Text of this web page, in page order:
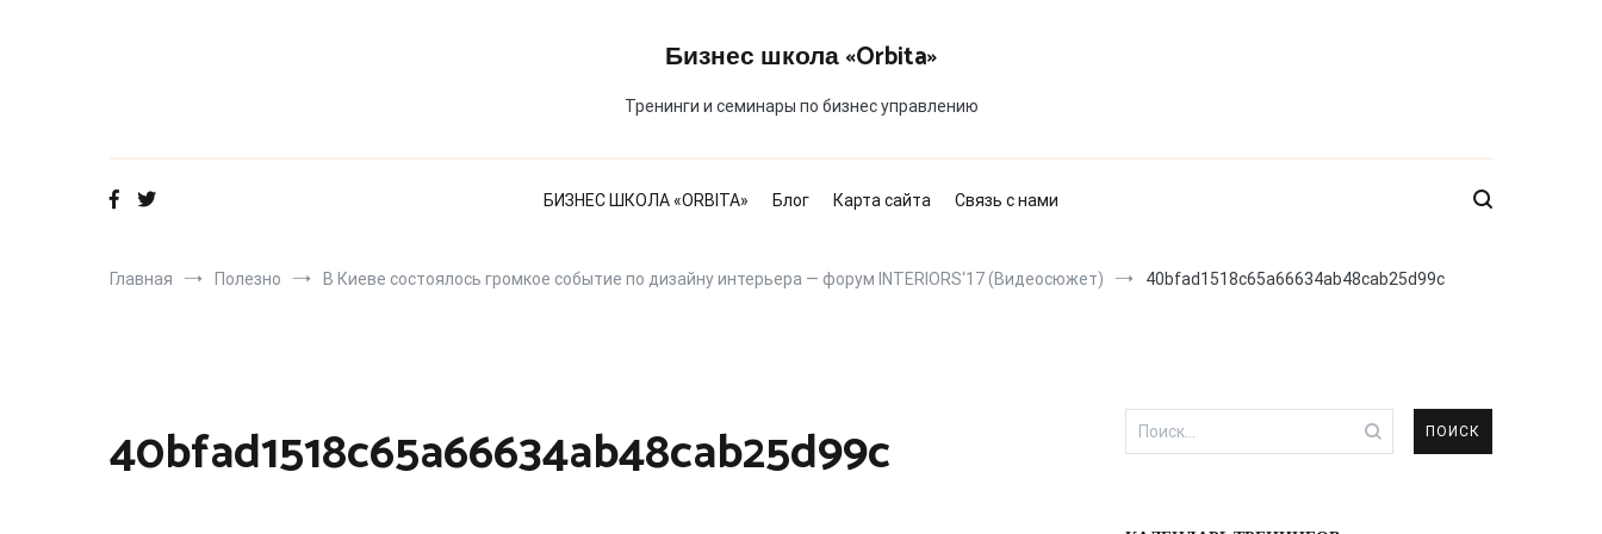
Бизнес школа «Orbita»
Тренинги и семинары по бизнес управлению
БИЗНЕС ШКОЛА «ORBITA» Блог Карта сайта Связь с нами
Главная Полезно В Киеве состоялось громкое событие по дизайну интерьера — форум INTERIORS‘17 (Видеосюжет) 40bfad1518c65a66634ab48cab25d99c
40bfad1518c65a66634ab48cab25d99c Найти: